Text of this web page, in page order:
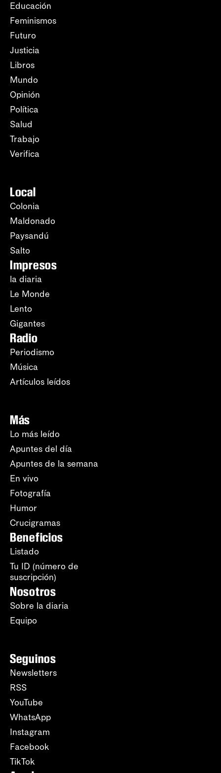
Educación
Feminismos
Futuro
Justicia
Libros
Mundo
Opinión
Política
Salud
Trabajo
Verifica
Local
Colonia
Maldonado
Paysandú
Salto
Impresos
la diaria
Le Monde
Lento
Gigantes
Radio
Periodismo
Música
Artículos leídos
Más
Lo más leído
Apuntes del día
Apuntes de la semana
En vivo
Fotografía
Humor
Crucigramas
Beneficios
Listado
Tu ID (número de
suscripción)
Nosotros
Sobre la diaria
Equipo
Seguinos
Newsletters
RSS
YouTube
WhatsApp
Instagram
Facebook
TikTok